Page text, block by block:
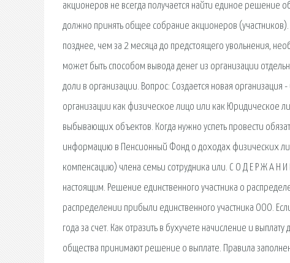
акционеров не всегда получается найти единое решение
должно принять общее собрание акционеров
позднее, чем за 2 месяца до предстоящего увольнения,
может быть способом вывода денег из организации
доли в организации. Вопрос: Создается новая
организации как физическое лицо или как Юридическое
выбывающих объектов. Когда нужно успеть провести
информацию в Пенсионный Фонд о доходах физических
компенсацию) члена семьи сотрудника или. С О Д Е Р Ж А Н
настоящим. Решение единственного участника о
распределении прибыли единственного участника ООО.
года за счет. Как отразить в бухучете начисление и
общества принимают решение о выплате. Правила